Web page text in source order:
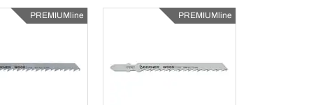
PREMIUMline PREMIUMline